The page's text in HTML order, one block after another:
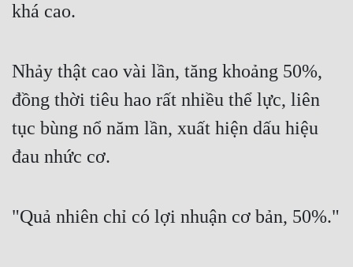
khá cao.
Nhảy thật cao vài lần, tăng khoảng 50%,
đồng thời tiêu hao rất nhiều thể lực, liên
tục bùng nổ năm lần, xuất hiện dấu hiệu
đau nhức cơ.
"Quả nhiên chỉ có lợi nhuận cơ bản, 50%."